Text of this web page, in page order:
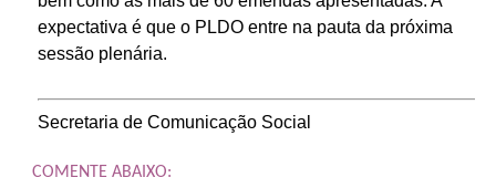
expectativa é que o PLDO entre na pauta da próxima
sessão plenária.
Secretaria de Comunicação Social
COMENTE ABAIXO: